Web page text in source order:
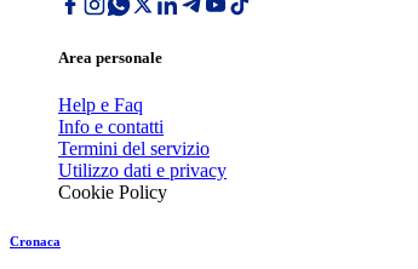
Area personale
Help e Faq
Info e contatti
Termini del servizio
Utilizzo dati e privacy
Cookie Policy
Cronaca